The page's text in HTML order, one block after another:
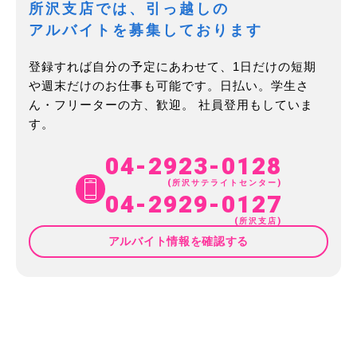
所沢支店では、引っ越しの
アルバイトを募集しております
登録すれば自分の予定にあわせて、1日だけの短期
や週末だけのお仕事も可能です。
日払い。学生さ
ん・フリーターの方、歓迎。 社員登用もしていま
す。
04-2923-0128
(所沢サテライトセンター)
04-2929-0127
(所沢支店)
アルバイト情報を確認する